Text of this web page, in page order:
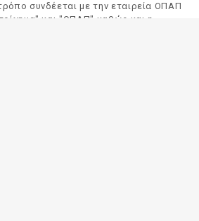
συνδέεται με την εταιρεία ΟΠΑΠ
και "ΟΠΑΠ" καθώς και η